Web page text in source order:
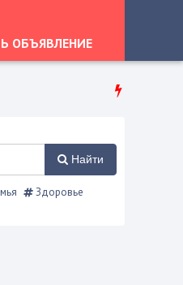
ОБЪЯВЛЕНИЕ
Найти
Здоровье